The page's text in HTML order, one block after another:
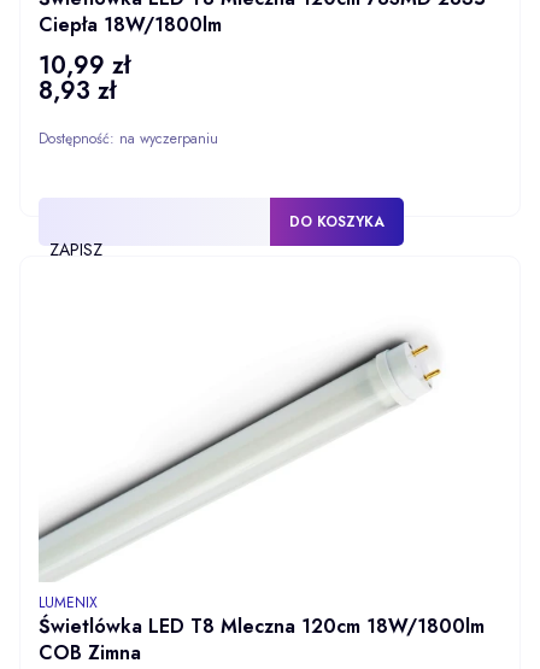
Ciepła 18W/1800lm
Cena
10,99 zł
Cena
8,93 zł
Dostępność: na wyczerpaniu
ZAPISZ
DO KOSZYKA
Świetlówka LED T8 Mleczna 120cm 18W/1800lm
COB Zimna
PRODUCENT
LUMENIX